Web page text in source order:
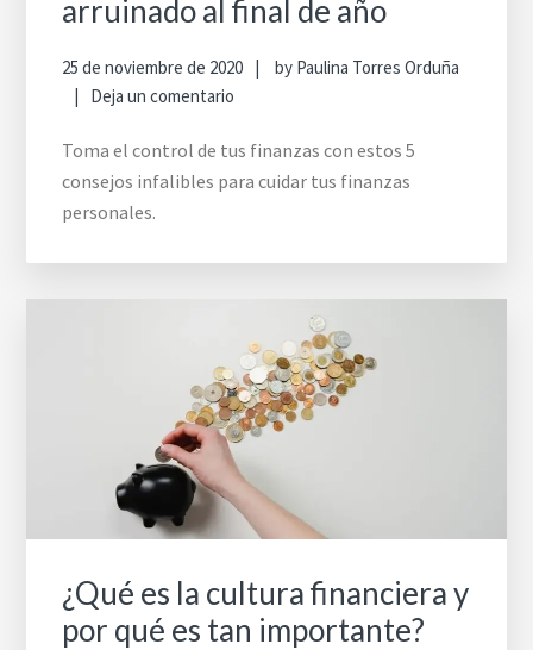
arruinado al final de año
25 de noviembre de 2020 by Paulina Torres Orduña
Deja un comentario
Toma el control de tus finanzas con estos 5
consejos infalibles para cuidar tus finanzas
personales.
¿Qué es la cultura financiera y
por qué es tan importante?